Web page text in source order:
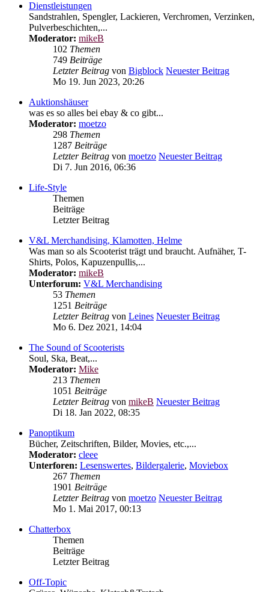
Dienstleistungen
Sandstrahlen, Spengler, Lackieren, Verchromen, Verzinken,
Pulverbeschichten,...
Moderator: mikeB
102 Themen
749 Beiträge
Letzter Beitrag von Bigblock Neuester Beitrag
Mo 19. Jun 2023, 20:26
Auktionshäuser
was es so alles bei ebay & co gibt...
Moderator: moetzo
298 Themen
1287 Beiträge
Letzter Beitrag von moetzo Neuester Beitrag
Di 7. Jun 2016, 06:36
Life-Style
Themen
Beiträge
Letzter Beitrag
V&L Merchandising, Klamotten, Helme
Was man so als Scooterist trägt und braucht. Aufnäher, T-
Shirts, Polos, Kapuzenpullis,...
Moderator: mikeB
Unterforum: V&L Merchandising
53 Themen
1251 Beiträge
Letzter Beitrag von Leines Neuester Beitrag
Mo 6. Dez 2021, 14:04
The Sound of Scooterists
Soul, Ska, Beat,...
Moderator: Mike
213 Themen
1051 Beiträge
Letzter Beitrag von mikeB Neuester Beitrag
Di 18. Jan 2022, 08:35
Panoptikum
Bücher, Zeitschriften, Bilder, Movies, etc.,...
Moderator: cleee
Unterforen: Lesenswertes, Bildergalerie, Moviebox
267 Themen
1901 Beiträge
Letzter Beitrag von moetzo Neuester Beitrag
Mo 1. Mai 2017, 00:13
Chatterbox
Themen
Beiträge
Letzter Beitrag
Off-Topic